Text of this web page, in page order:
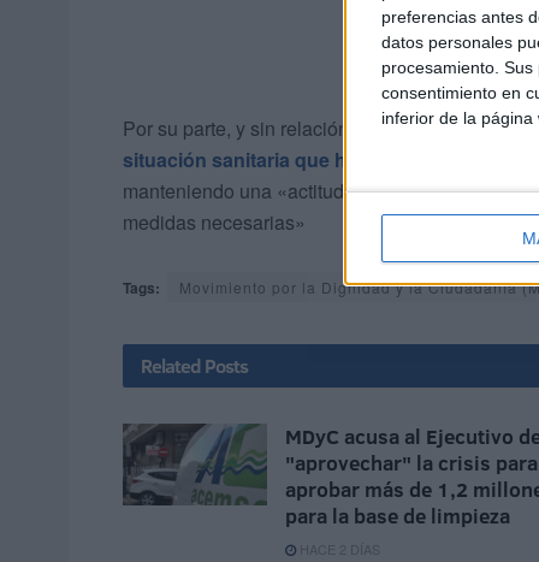
preferencias antes
datos personales
procesamiento.
consentimiento en
inferior de la página
Por su parte, y sin relación con esta propuesta,
situación sanitaria que hay en Ceuta
manteniendo una «actitud pasiva ante la
medidas necesarias»
Tags: Movimiento por la Dignidad y la Ciudadanía
Related Posts
MDyC acusa al Ejecutivo
"aprovechar" la crisis para
aprobar más de 1,2
para la base de limpieza
HACE 2 DÍAS